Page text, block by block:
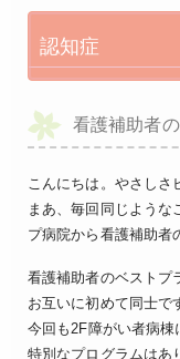
認知症
看護補助者
こんにちは。やさしさ
まあ、毎回同じような
プ病院から看護補助者
看護補助者のベストプ
お互いに初めて同士で
今回も2F障がい者病棟
特別なプログラムはあ